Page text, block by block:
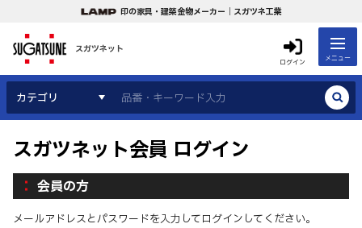
印の家具・建築金物メーカー｜スガツネ工業
スガツネット
ログイン メニュー
カテゴリ
スガツネット会員 ログイン
会員の方
メールアドレスとパスワードを入力してログインしてください。